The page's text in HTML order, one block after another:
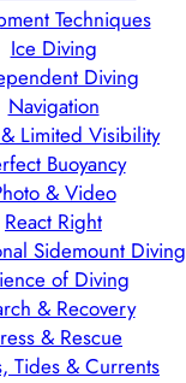
Techniques
Ice Diving
Diving
Navigation
Limited Visibility
Buoyancy
& Video
React Right
Sidemount Diving
of Diving
& Recovery
& Rescue
Tides & Currents